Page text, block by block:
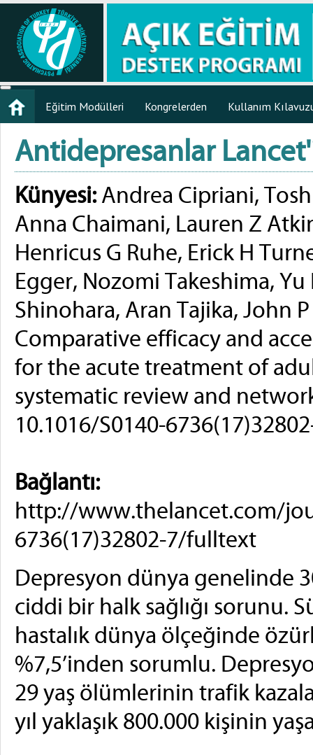
Eğitim Modülleri Kongrelerden Kullanım
Antidepresanlar
Künyesi:Andrea Cipriani,
Anna Chaimani, Lauren Z
Henricus G Ruhe, Erick H
Egger, Nozomi Takeshima,
Shinohara, Aran Tajika, John
Comparative efficacy and
for the acute treatment of
systematic review and
10.1016/S0140-
Bağlantı:
http://www.thelancet.com/
6736(17)32802-7/fulltext
Depresyon dünya genelinde
ciddi bir halk sağlığı sorunu.
hastalık dünya ölçeğinde
%7,5’inden sorumlu.
29 yaş ölümlerinin trafik
yıl yaklaşık 800.000 kişinin